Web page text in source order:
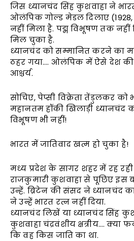
जिस ध्यानचंद सिंह कुशवाहा ने
ओलंपिक गोल्ड मेडल दिलाए (1928,
नहीं मिला है. पद्म विभूषण तक नहीं
मिल चुका है.
ध्यानचंद को सम्मानित करने का
ठहर गया…. ओलंपिक में ऐसे देश की
आश्चर्य.
सोचिए, पेप्सी विक्रेता तेंडुलकर
महानतम हॉकी खिलाड़ी ध्यानचंद
विभूषण भी नहीं!
भारत में जातिवाद खत्म हो चुका है!
मध्य प्रदेश के सागर शहर में रह
राजकुमारी कुशवाहा से पूछिए इस
उन्हें. ब्रिटेन की संसद ने ध्यानचंद
ने उन्हें भारत रत्न नहीं दिया.
ध्यानचंद लिखें या ध्यानचंद सिंह
कुशवाहा चंद्रवंशीय क्षत्रीय…. क्या
कि वह किस जाति का था.